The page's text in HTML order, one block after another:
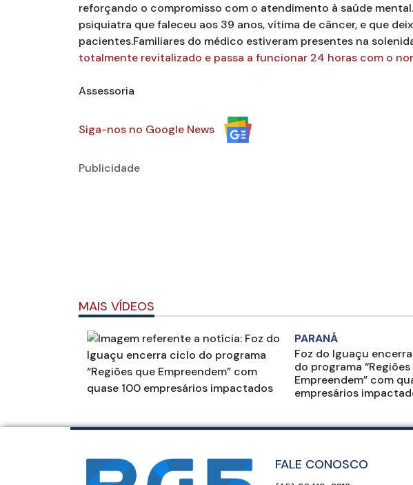
reforçando o compromisso com o atendimento à saúde
psiquiatra que faleceu aos 39 anos, vítima de câncer, e que
pacientes.Familiares do médico estiveram presentes na
totalmente revitalizado e passa a funcionar 24 horas com o
Assessoria
Siga-nos no Google News
Publicidade
MAIS VÍDEOS
PARANÁ
Foz do Iguaçu
do programa
Empreendem” com
empresários
FALE CONOSCO